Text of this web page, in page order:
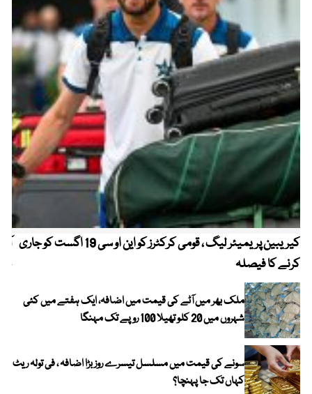
کیریبین پریمیئر لیگ ، قومی کرکٹرز کو این او سی 19 اگست کو جاری
کرنے کا فیصلہ
ملک بھر میں آٹے کی قیمت میں اضافہ، ایک ہفتے میں کئی
شہروں میں 20 کلو تھیلا 100 روپے تک مہنگا
سونے کی قیمت میں مسلسل تیسرے روز بڑا اضافہ ، فی تولہ ریٹ
کہاں تک جا پہنچا؟